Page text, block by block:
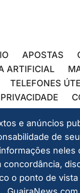
APOSTAS
ARTIFICIAL
TELEFONES
e anúncios
de
neles
concordância,
o ponto de vista